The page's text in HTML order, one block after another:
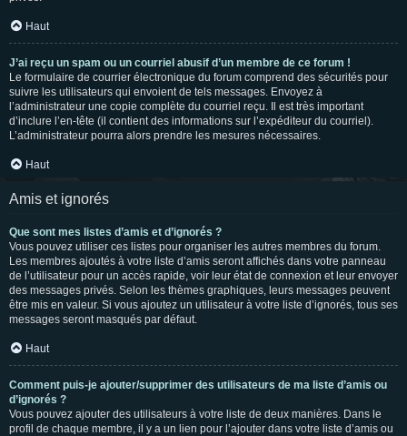
Haut
J’ai reçu un spam ou un courriel abusif d’un membre de ce forum !
Le formulaire de courrier électronique du forum comprend des sécurités pour
suivre les utilisateurs qui envoient de tels messages. Envoyez à
l’administrateur une copie complète du courriel reçu. Il est très important
d’inclure l’en-tête (il contient des informations sur l’expéditeur du courriel).
L’administrateur pourra alors prendre les mesures nécessaires.
Haut
Amis et ignorés
Que sont mes listes d’amis et d’ignorés ?
Vous pouvez utiliser ces listes pour organiser les autres membres du forum.
Les membres ajoutés à votre liste d’amis seront affichés dans votre panneau
de l’utilisateur pour un accès rapide, voir leur état de connexion et leur envoyer
des messages privés. Selon les thèmes graphiques, leurs messages peuvent
être mis en valeur. Si vous ajoutez un utilisateur à votre liste d’ignorés, tous ses
messages seront masqués par défaut.
Haut
Comment puis-je ajouter/supprimer des utilisateurs de ma liste d’amis ou
d’ignorés ?
Vous pouvez ajouter des utilisateurs à votre liste de deux manières. Dans le
profil de chaque membre, il y a un lien pour l’ajouter dans votre liste d’amis ou